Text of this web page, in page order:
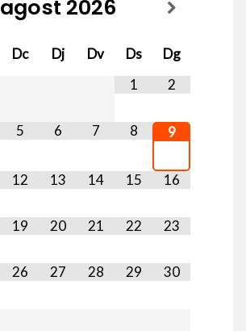
agost 2026
Dc Dj Dv Ds
Dg
1
2
5 6 7 8 9
12 13 14 15 16
19 20 21 22 23
26 27 28 29 30